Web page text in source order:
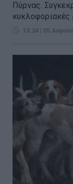
Πύρνας.
κυκλοφοριακές
13:24 | 05